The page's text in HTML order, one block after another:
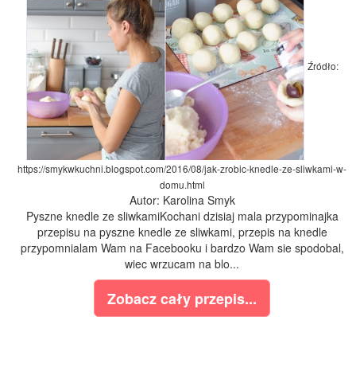
Źródło:
https://smykwkuchni.blogspot.com/2016/08/jak-zrobic-knedle-ze-sliwkami-w-
domu.html
Autor: Karolina Smyk
Pyszne knedle ze sliwkamiKochani dzisiaj mala przypominajka
przepisu na pyszne knedle ze sliwkami, przepis na knedle
przypomnialam Wam na Facebooku i bardzo Wam sie spodobal,
wiec wrzucam na blo...
Zobacz cały przepis...